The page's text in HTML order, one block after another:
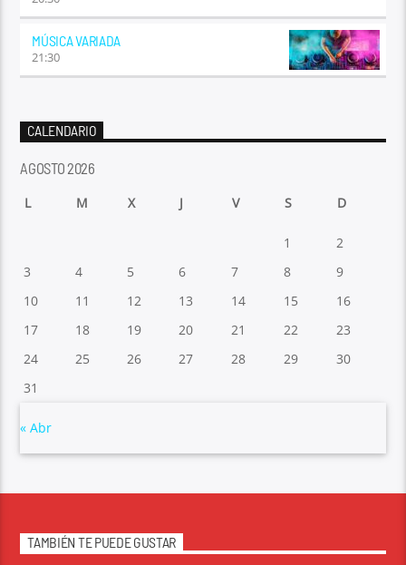
MÚSICA VARIADA
21:30
CALENDARIO
AGOSTO 2026
L M X J V S D
1
2
3
4 5 6 7 8
9
10
11 12 13 14 15
16
17
18 19 20 21 22
23
24
25 26 27 28 29
30
31
« Abr
TAMBIÉN TE PUEDE GUSTAR